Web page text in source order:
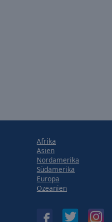
Afrika
Asien
Nordamerika
Südamerika
Europa
Ozeanien